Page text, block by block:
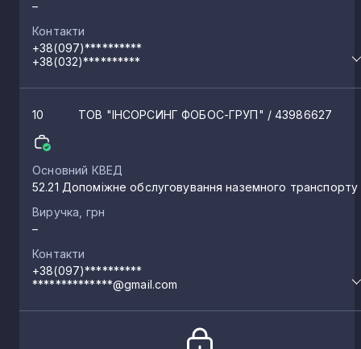
–
Контакти
+38(097)**********
+38(032)**********
10 ТОВ "ІНСОРСИНГ ФОБОС-ГРУП" / 43986627
Основний КВЕД
52.21 Допоміжне обслуговування наземного транспорту
Виручка, грн
–
Контакти
+38(097)**********
**************@gmail.com